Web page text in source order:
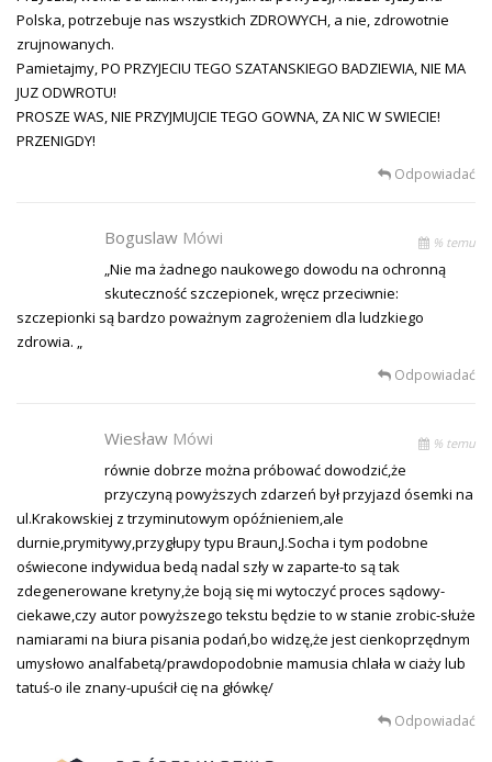
Polska, potrzebuje nas wszystkich ZDROWYCH, a nie, zdrowotnie
zrujnowanych.
Pamietajmy, PO PRZYJECIU TEGO SZATANSKIEGO BADZIEWIA, NIE MA
JUZ ODWROTU!
PROSZE WAS, NIE PRZYJMUJCIE TEGO GOWNA, ZA NIC W SWIECIE!
PRZENIGDY!
Odpowiadać
Boguslaw Mówi % temu
„Nie ma żadnego naukowego dowodu na ochronną
skuteczność szczepionek, wręcz przeciwnie:
szczepionki są bardzo poważnym zagrożeniem dla ludzkiego
zdrowia. „
Odpowiadać
Wiesław Mówi % temu
równie dobrze można próbować dowodzić,że
przyczyną powyższych zdarzeń był przyjazd ósemki na
ul.Krakowskiej z trzyminutowym opóźnieniem,ale
durnie,prymitywy,przygłupy typu Braun,J.Socha i tym podobne
oświecone indywidua bedą nadal szły w zaparte-to są tak
zdegenerowane kretyny,że boją się mi wytoczyć proces sądowy-
ciekawe,czy autor powyższego tekstu będzie to w stanie zrobic-służe
namiarami na biura pisania podań,bo widzę,że jest cienkoprzędnym
umysłowo analfabetą/prawdopodobnie mamusia chlała w ciaży lub
tatuś-o ile znany-upuścił cię na główkę/
Odpowiadać